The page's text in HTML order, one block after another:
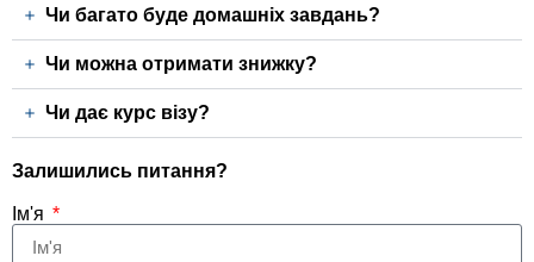
Чи багато буде домашніх завдань?
Чи можна отримати знижку?
Чи дає курс візу?
Залишились питання?
Ім'я